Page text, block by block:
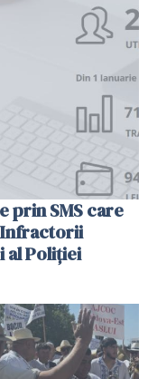
prin SMS care
al Poliției